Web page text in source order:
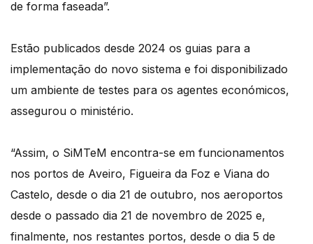
de forma faseada”.
Estão publicados desde 2024 os guias para a
implementação do novo sistema e foi disponibilizado
um ambiente de testes para os agentes económicos,
assegurou o ministério.
“Assim, o SiMTeM encontra-se em funcionamentos
nos portos de Aveiro, Figueira da Foz e Viana do
Castelo, desde o dia 21 de outubro, nos aeroportos
desde o passado dia 21 de novembro de 2025 e,
finalmente, nos restantes portos, desde o dia 5 de